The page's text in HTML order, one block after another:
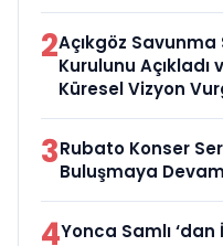
2Açıkgöz
Kurulunu
Küresel Vizyon
3Rubato Konser
Buluşmaya
4Yonca Samlı